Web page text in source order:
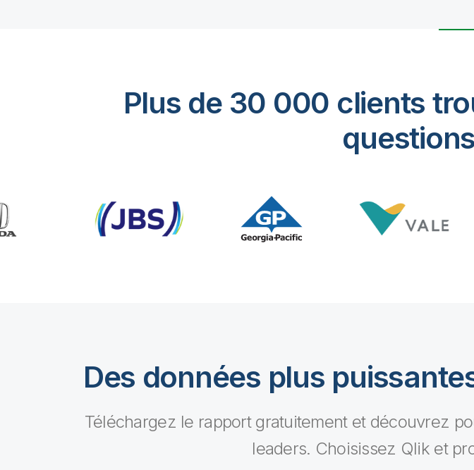
Plus de 30 000 clients
Des données plus
Téléchargez le rapport gratuitement et découvrez
leaders. Choisissez Qlik et